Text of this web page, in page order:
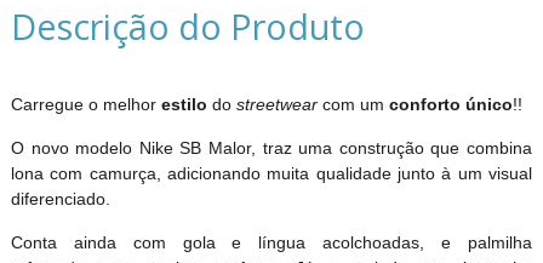
Descrição do Produto
Carregue o melhor estilo do streetwear com um conforto único!!
O novo modelo Nike SB Malor, traz uma construção que combina
lona com camurça, adicionando muita qualidade junto à um visual
diferenciado.
Conta ainda com gola e língua acolchoadas, e palmilha